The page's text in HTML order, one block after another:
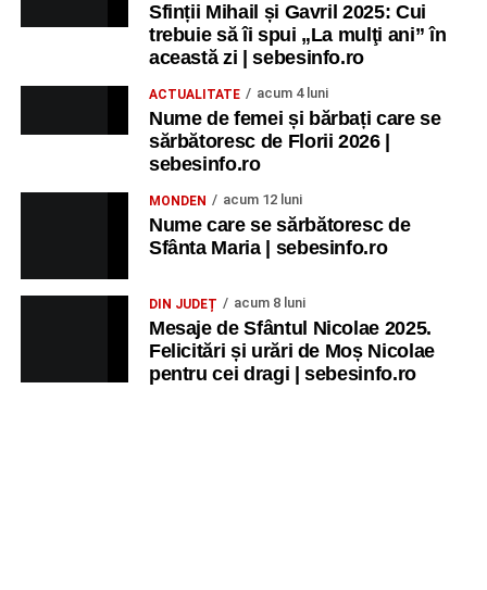
Sfinții Mihail și Gavril 2025: Cui
trebuie să îi spui „La mulţi ani” în
această zi | sebesinfo.ro
ACTUALITATE acum 4 luni
Nume de femei și bărbați care se
sărbătoresc de Florii 2026 |
sebesinfo.ro
MONDEN acum 12 luni
Nume care se sărbătoresc de
Sfânta Maria | sebesinfo.ro
DIN JUDEȚ acum 8 luni
Mesaje de Sfântul Nicolae 2025.
Felicitări și urări de Moș Nicolae
pentru cei dragi | sebesinfo.ro